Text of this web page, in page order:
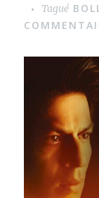
Tagué